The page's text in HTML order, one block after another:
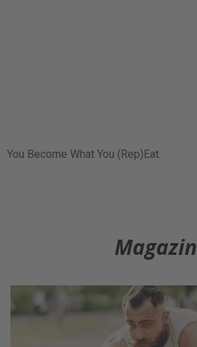
You Become What You (Rep)Eat.
Magazin